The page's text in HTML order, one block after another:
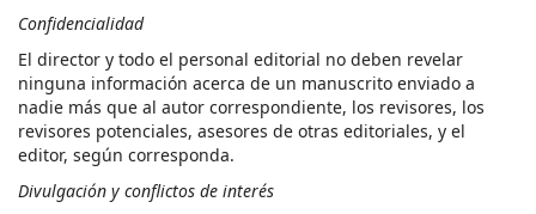
Confidencialidad
El director y todo el personal editorial no deben revelar
ninguna información acerca de un manuscrito enviado a
nadie más que al autor correspondiente, los revisores, los
revisores potenciales, asesores de otras editoriales, y el
editor, según corresponda.
Divulgación y conflictos de interés